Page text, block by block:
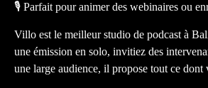
🎙️ Parfait pour animer des webinaires ou
Villo est le meilleur studio de podcast à
une émission en solo, invitiez des
une large audience, il propose tout ce dont